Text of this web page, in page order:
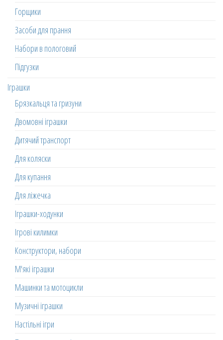
Горщики
Засоби для прання
Набори в пологовий
Підгузки
Іграшки
Брязкальця та гризуни
Двомовні іграшки
Дитячий транспорт
Для коляски
Для купання
Для ліжечка
Іграшки-ходунки
Ігрові килимки
Конструктори, набори
М'які іграшки
Машинки та мотоцикли
Музичні іграшки
Настільні ігри